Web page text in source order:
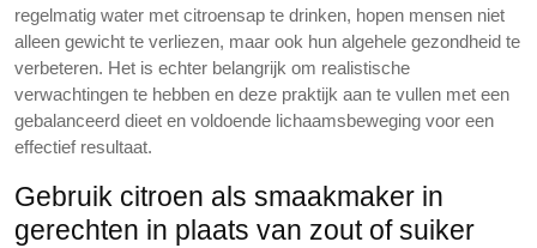
regelmatig water met citroensap te drinken, hopen mensen niet
alleen gewicht te verliezen, maar ook hun algehele gezondheid te
verbeteren. Het is echter belangrijk om realistische
verwachtingen te hebben en deze praktijk aan te vullen met een
gebalanceerd dieet en voldoende lichaamsbeweging voor een
effectief resultaat.
Gebruik citroen als smaakmaker in
gerechten in plaats van zout of suiker